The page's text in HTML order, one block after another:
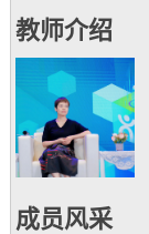
教师介绍
成员风采